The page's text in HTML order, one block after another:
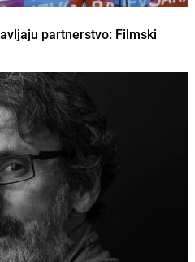
partnerstvo: Filmski